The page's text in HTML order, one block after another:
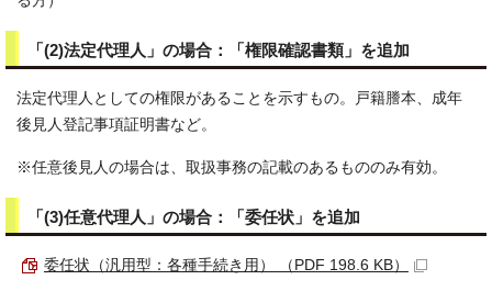
「(2)法定代理人」の場合：「権限確認書類」を追加
法定代理人としての権限があることを示すもの。戸籍謄本、成年
後見人登記事項証明書など。
※任意後見人の場合は、取扱事務の記載のあるもののみ有効。
「(3)任意代理人」の場合：「委任状」を追加
委任状（汎用型：各種手続き用） （PDF 198.6 KB）